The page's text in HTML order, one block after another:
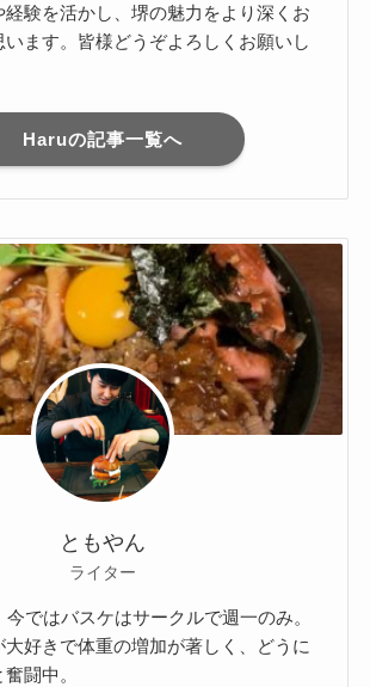
験を活かし、堺の魅力をより深くお
ます。皆様どうぞよろしくお願いし
Haruの記事一覧へ
ともやん
ライター
ではバスケはサークルで週一のみ。
大好きで体重の増加が著しく、どうに
闘中。